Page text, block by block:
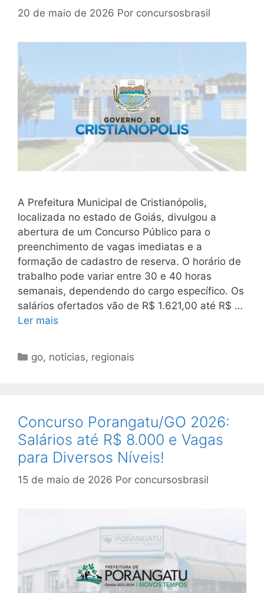
20 de maio de 2026 Por concursosbrasil
A Prefeitura Municipal de Cristianópolis,
localizada no estado de Goiás, divulgou a
abertura de um Concurso Público para o
preenchimento de vagas imediatas e a
formação de cadastro de reserva. O horário de
trabalho pode variar entre 30 e 40 horas
semanais, dependendo do cargo específico. Os
salários ofertados vão de R$ 1.621,00 até R$ …
Ler mais
Categorias
go, noticias, regionais
Concurso Porangatu/GO 2026:
Salários até R$ 8.000 e Vagas
para Diversos Níveis!
15 de maio de 2026 Por concursosbrasil